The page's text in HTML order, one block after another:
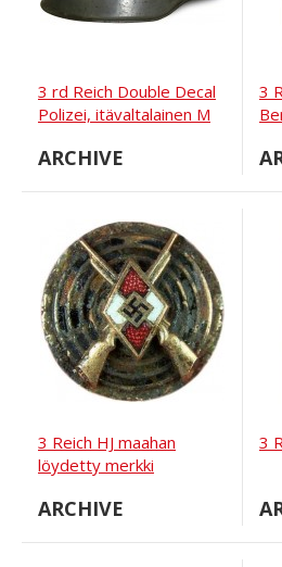
3 rd Reich Double Decal
Polizei, itävaltalainen M
ARCHIVE
3
3 Reich HJ maahan
löydetty merkki
ARCHIVE
3